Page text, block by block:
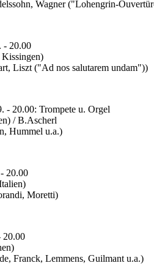
Wagner ("Lohengrin-
- 20.00
Liszt ("Ad nos salutarem undam"))
- 20.00: Trompete u. Orgel
/ B.Ascherl
Hummel u.a.)
20.00
Moretti)
20.00
Franck, Lemmens, Guilmant u.a.)